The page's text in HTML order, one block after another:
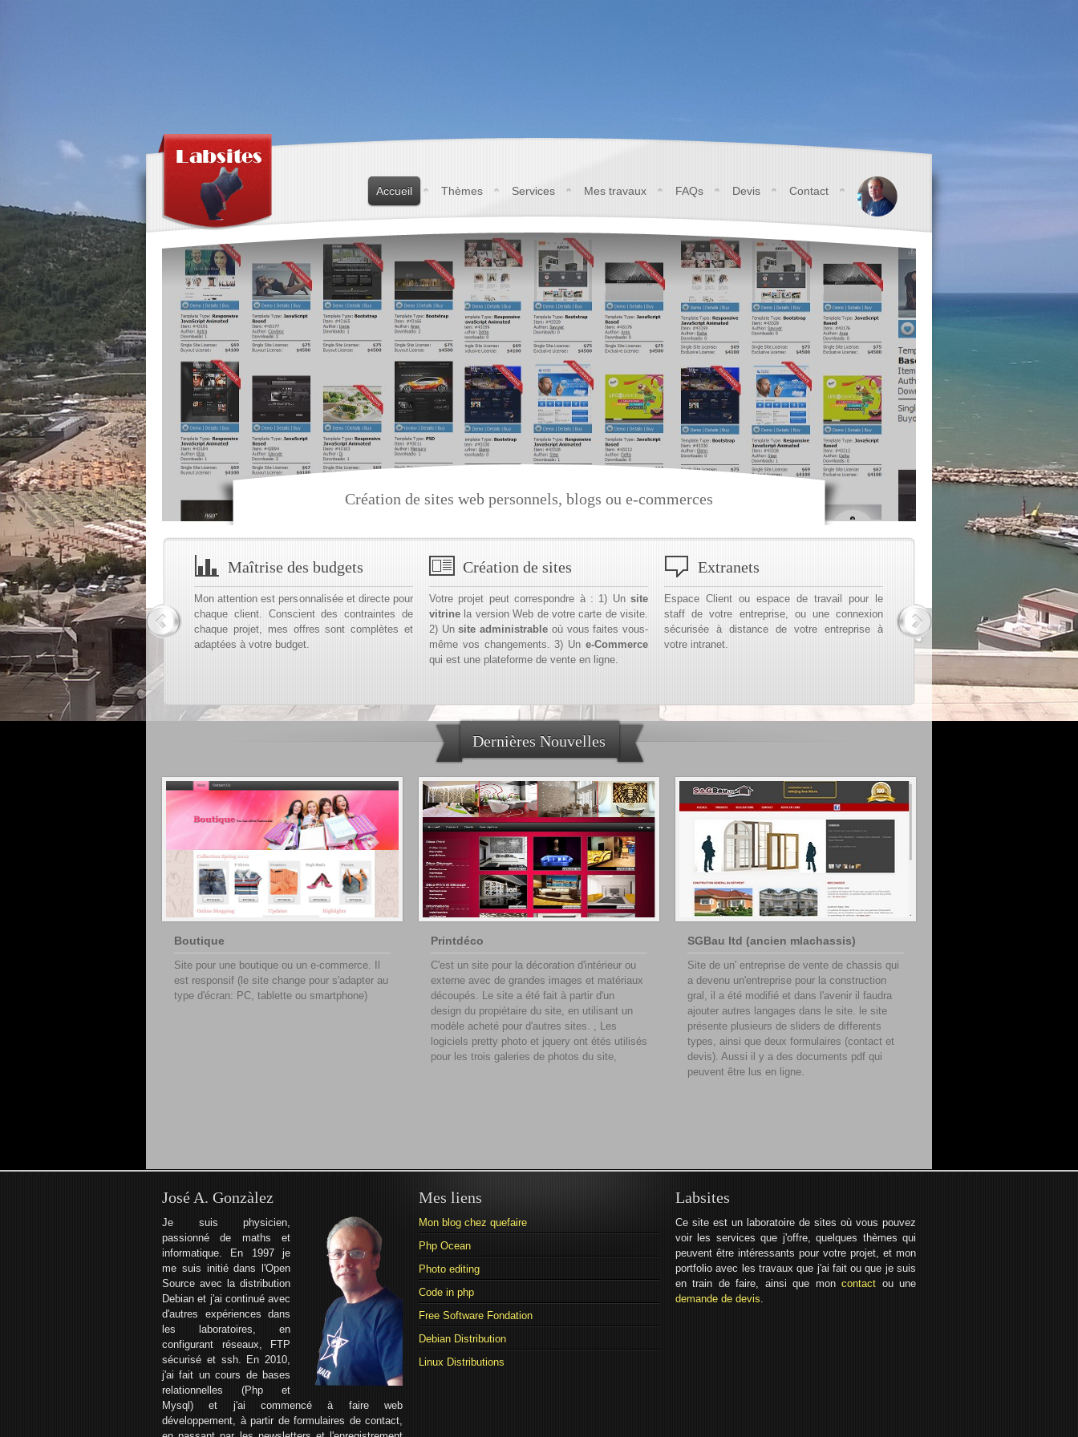
Accueil Thèmes Services Mes travaux FAQs Devis Contact
Création de sites web personnels, blogs ou e-commerces
Maîtrise des budgets
Mon attention est personnalisée et directe pour
chaque client. Conscient des contraintes de
chaque projet, mes offres sont complètes et
adaptées à votre budget.
Création de sites
Votre projet peut correspondre à : 1) Un site
vitrine la version Web de votre carte de visite.
2) Unsite administrable où vous faites vous-
même vos changements. 3) Un e-Commerce
qui est une plateforme de vente en ligne.
Extranets
Espace Client ou espace de travail pour le
staff de votre entreprise, ou une connexion
sécurisée à distance de votre entreprise à
votre intranet.
Dernières Nouvelles
Boutique
Site pour une boutique ou un e-commerce. Il
est responsif (le site change pour s'adapter au
type d'écran: PC, tablette ou smartphone)
Printdéco
C'est un site pour la décoration d'intérieur ou
externe avec de grandes images et matériaux
découpés. Le site a été fait à partir d'un
design du propiétaire du site, en utilisant un
modèle acheté pour d'autres sites. , Les
logiciels pretty photo et jquery ont étés utilisés
pour les trois galeries de photos du site,
SGBau ltd (ancien mlachassis)
Site de un' entreprise de vente de chassis qui
a devenu un'entreprise pour la construction
gral, il a été modifié et dans l'avenir il faudra
ajouter autres langages dans le site. le site
présente plusieurs de sliders de differents
types, ainsi que deux formulaires (contact et
devis). Aussi il y a des documents pdf qui
peuvent être lus en ligne.
José A. Gonzàlez
Je suis physicien,
passionné de maths et
informatique. En 1997 je
me suis initié dans l'Open
Source avec la distribution
Debian et j'ai continué avec
d'autres expériences dans
les laboratoires, en
configurant réseaux, FTP
sécurisé et ssh. En 2010,
j'ai fait un cours de bases
relationnelles (Php et
Mysql) et j'ai commencé à faire web
développement, à partir de formulaires de contact,
Mes liens
Mon blog chez quefaire
Php Ocean
Photo editing
Code in php
Free Software Fondation
Debian Distribution
Linux Distributions
Labsites
Ce site est un laboratoire de sites où vous pouvez
voir les services que j'offre, quelques thèmes qui
peuvent être intéressants pour votre projet, et mon
portfolio avec les travaux que j'ai fait ou que je suis
en train de faire, ainsi que moncontact ou une
demande de devis.